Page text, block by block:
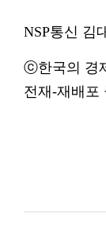
NSP통신 김
ⓒ한국의 경
전재-재배포